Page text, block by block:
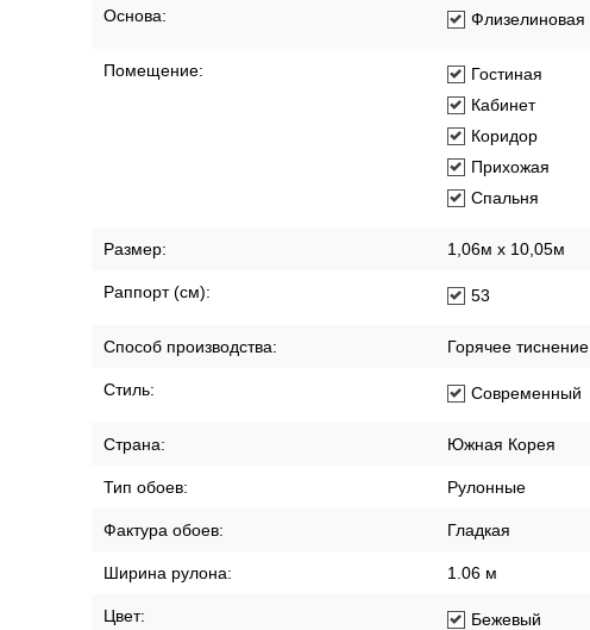
Основа: Флизелиновая
Помещение:
Гостиная
Кабинет
Коридор
Прихожая
Спальня
Размер: 1,06м х 10,05м
Раппорт (см): 53
Способ производства: Горячее тиснение
Стиль: Современный
Страна: Южная Корея
Тип обоев: Рулонные
Фактура обоев: Гладкая
Ширина рулона: 1.06 м
Цвет: Бежевый